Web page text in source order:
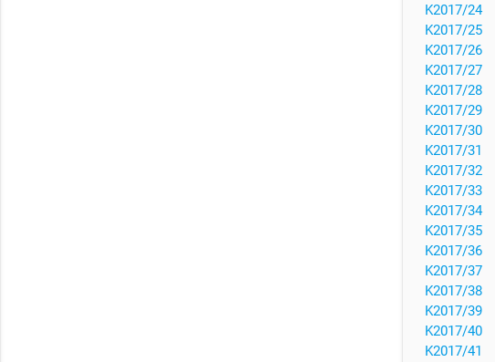
K2017/24
K2017/25
K2017/26
K2017/27
K2017/28
K2017/29
K2017/30
K2017/31
K2017/32
K2017/33
K2017/34
K2017/35
K2017/36
K2017/37
K2017/38
K2017/39
K2017/40
K2017/41